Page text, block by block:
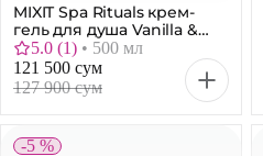
MIXIT Spa Rituals крем-
гель для душа Vanilla &
Jasmine Sandal, 500 мл
5.0 (1) • 500 мл
121 500 сум
127 900 сум
-5 %